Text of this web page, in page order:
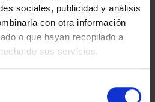
sociales, publicidad y análisis
con otra información
o que hayan recopilado a
de sus servicios.